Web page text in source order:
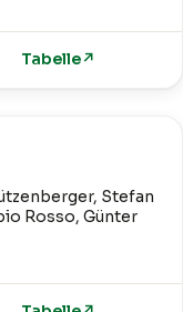
Tabelle↗
Stefan
Rosso, Günter